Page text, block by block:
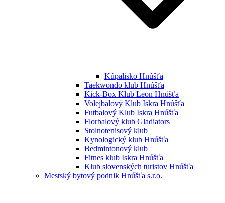
Kúpalisko Hnúšťa
Taekwondo klub Hnúšťa
Kick-Box Klub Leon Hnúšťa
Volejbalový Klub Iskra Hnúšťa
Futbalový Klub Iskra Hnúšťa
Florbalový klub Gladiators
Stolnotenisový klub
Kynologický klub Hnúšťa
Bedmintonový klub
Fitnes klub Iskra Hnúšťa
Klub slovenských turistov Hnúšťa
Mestský bytový podnik Hnúšťa s.r.o.